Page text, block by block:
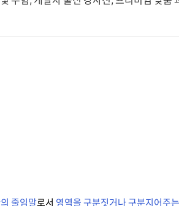
의 줄임말로서 영역을 구분짓거나 구분지어주